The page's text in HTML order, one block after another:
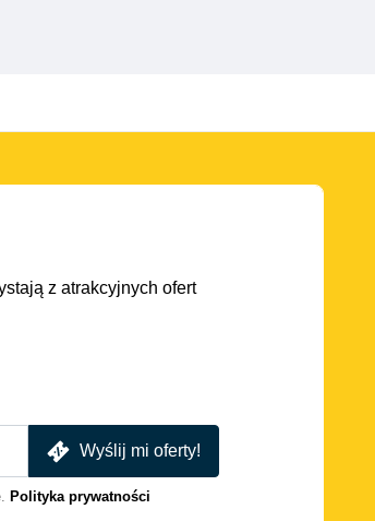
z atrakcyjnych ofert
Wyślij mi oferty!
Polityka prywatności